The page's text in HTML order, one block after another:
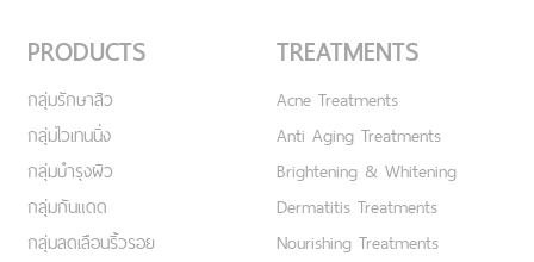
PRODUCTS
กลุ่มรักษาสิว
กลุ่มไวเทนนิ่ง
กลุ่มบำรุงผิว
กลุ่มกันแดด
กลุ่มลดเลือนริ้วรอย
TREATMENTS
Acne Treatments
Anti Aging Treatments
Brightening & Whitening
Dermatitis Treatments
Nourishing Treatments